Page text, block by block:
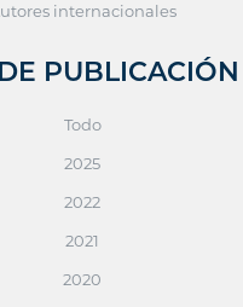
internacionales
PUBLICACIÓN
Todo
2025
2022
2021
2020